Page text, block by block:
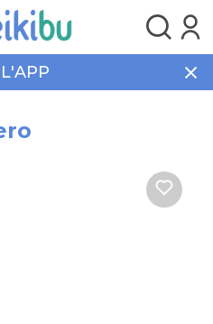
Svizzero